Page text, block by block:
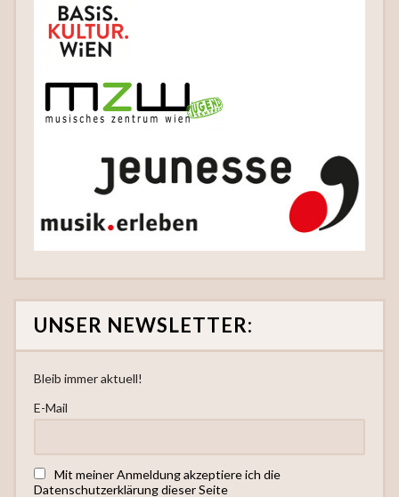
UNSER NEWSLETTER:
Bleib immer aktuell!
E-Mail
Mit meiner Anmeldung akzeptiere ich die
Datenschutzerklärung dieser Seite